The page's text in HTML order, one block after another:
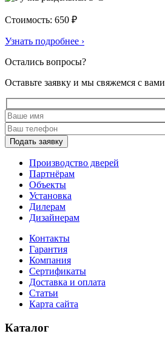
Стоимость: 650 ₽
Узнать подробнее ›
Остались вопросы?
Оставьте заявку и мы свяжемся с вами
Подать заявку
Производство дверей
Партнёрам
Объекты
Установка
Дилерам
Дизайнерам
Контакты
Гарантия
Компания
Сертификаты
Доставка и оплата
Статьи
Карта сайта
Каталог